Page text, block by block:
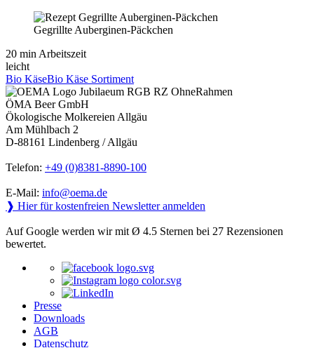
Gegrillte Auberginen-Päckchen
20 min Arbeitszeit
leicht
Bio KäseBio Käse Sortiment
ÖMA Beer GmbH
Ökologische Molkereien Allgäu
Am Mühlbach 2
D-88161 Lindenberg / Allgäu
Telefon: +49 (0)8381-8890-100
E-Mail: info@oema.de
❱ Hier für kostenfreien Newsletter anmelden
Auf Google werden wir mit Ø 4.5 Sternen bei 27 Rezensionen
bewertet.
Presse
Downloads
AGB
Datenschutz